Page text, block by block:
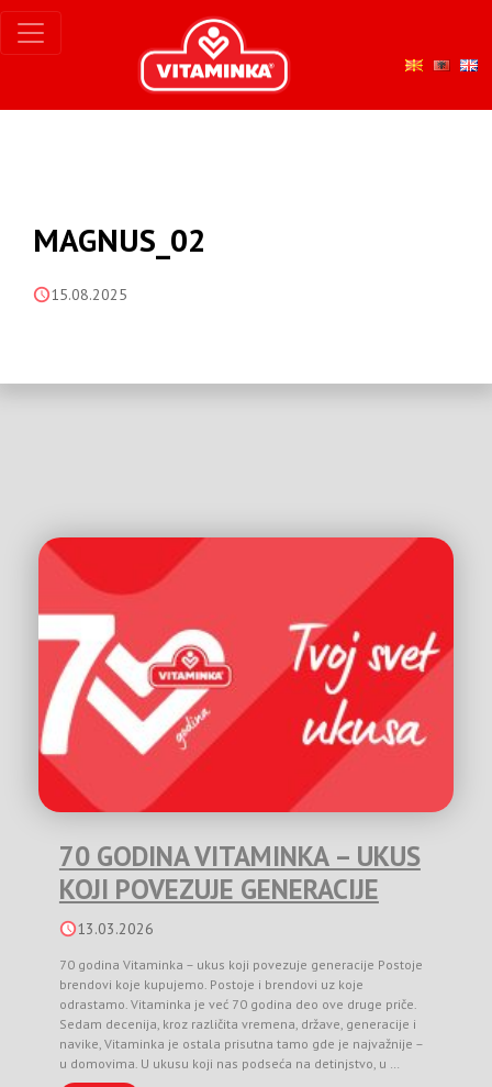
MAGNUS_02
15.08.2025
70 GODINA VITAMINKA – UKUS
KOJI POVEZUJE GENERACIJE
13.03.2026
70 godina Vitaminka – ukus koji povezuje generacije Postoje
brendovi koje kupujemo. Postoje i brendovi uz koje
odrastamo. Vitaminka je već 70 godina deo ove druge priče.
Sedam decenija, kroz različita vremena, države, generacije i
navike, Vitaminka je ostala prisutna tamo gde je najvažnije –
u domovima. U ukusu koji nas podseća na detinjstvo, u …